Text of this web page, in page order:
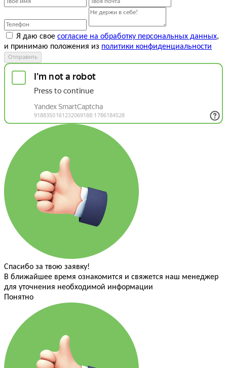
Я даю свое согласие на обработку персональных данных,
и принимаю положения из политики конфиденциальности
Отправить
Спасибо за твою заявку!
В ближайшее время ознакомится и свяжется наш менеджер
для уточнения необходимой информации
Понятно